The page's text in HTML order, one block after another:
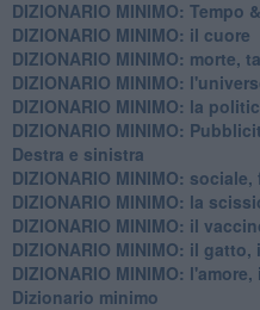
DIZIONARIO MINIMO: Tempo
DIZIONARIO MINIMO: il cuore
DIZIONARIO MINIMO: morte,
DIZIONARIO MINIMO:
DIZIONARIO MINIMO: la
DIZIONARIO MINIMO:
Destra e sinistra
DIZIONARIO MINIMO:
DIZIONARIO MINIMO: la
DIZIONARIO MINIMO: il
DIZIONARIO MINIMO: il gatto,
DIZIONARIO MINIMO:
Dizionario minimo